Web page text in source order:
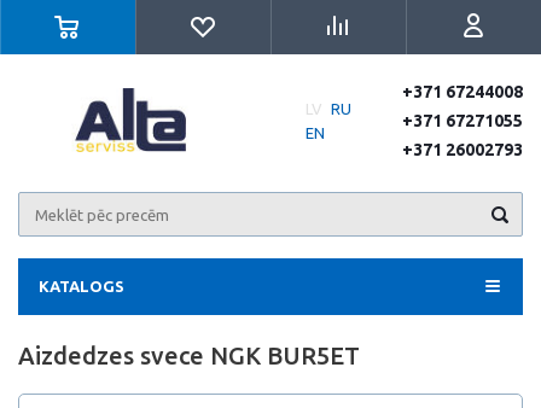
LV RU
EN
+371 67244008
+371 67271055
+371 26002793
KATALOGS
Aizdedzes svece NGK BUR5ET